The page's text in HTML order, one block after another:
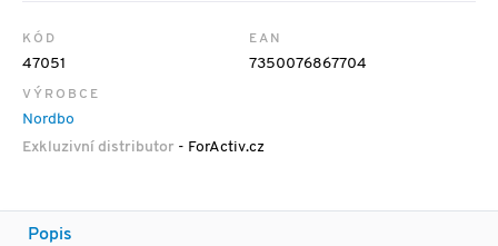
KÓD
47051
EAN
7350076867704
VÝROBCE
Nordbo
Exkluzivní distributor - ForActiv.cz
Popis